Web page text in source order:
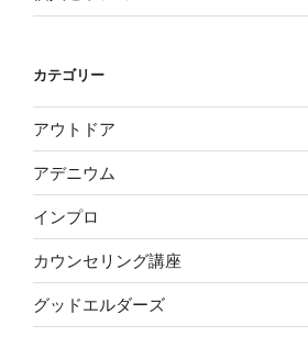
カテゴリー
アウトドア
アデニウム
インプロ
カウンセリング講座
グッドエルダーズ